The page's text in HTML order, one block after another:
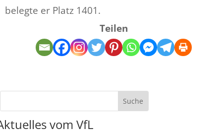
belegte er Platz 1401.
Teilen
vom VfL